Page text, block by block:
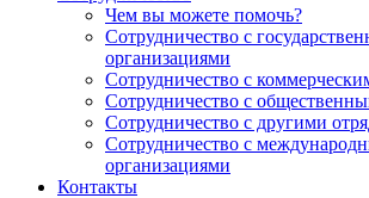
Чем вы можете помочь?
Сотрудничество с
организациями
Сотрудничество с
Сотрудничество с
Сотрудничество с другими
Сотрудничество с
организациями
Контакты